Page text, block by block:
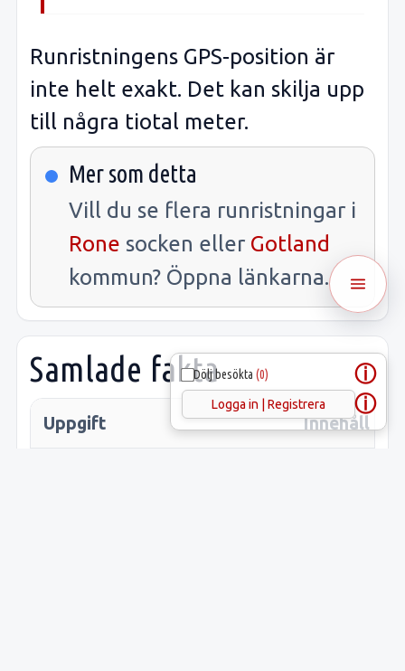
Dölj besökta (0) ⓘ
Logga in | Registrera ⓘ
Runristningens GPS-position är
inte helt exakt. Det kan skilja upp
till några tiotal meter.
Mer som detta
Vill du se flera runristningar i
Rone socken eller Gotland
kommun? Öppna länkarna.
Samlade fakta
Uppgift Innehåll